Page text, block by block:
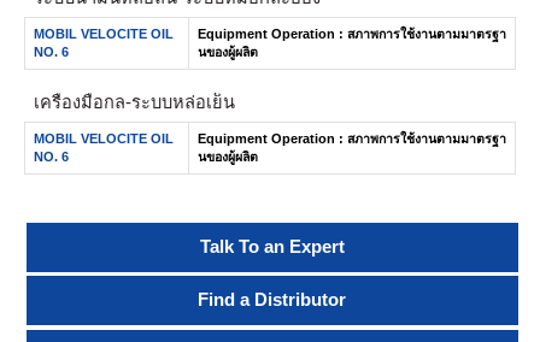
MOBIL VELOCITE OIL
NO. 6
Equipment Operation : สภาพการใช้งานตามมาตรฐา
นของผู้ผลิต
เครื่องมือกล-ระบบหล่อเย็น
MOBIL VELOCITE OIL
NO. 6
Equipment Operation : สภาพการใช้งานตามมาตรฐา
นของผู้ผลิต
Talk To an Expert
Find a Distributor